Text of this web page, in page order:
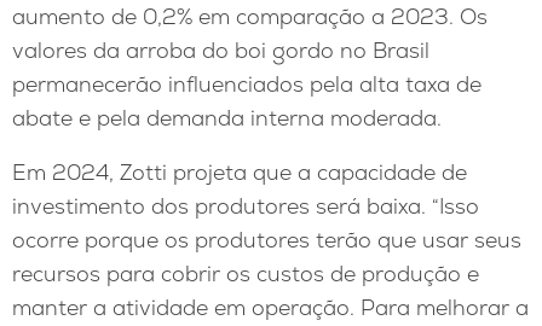
aumento de 0,2% em comparação a 2023. Os
valores da arroba do boi gordo no Brasil
permanecerão influenciados pela alta taxa de
abate e pela demanda interna moderada.
Em 2024, Zotti projeta que a capacidade de
investimento dos produtores será baixa. “Isso
ocorre porque os produtores terão que usar seus
recursos para cobrir os custos de produção e
manter a atividade em operação. Para melhorar a